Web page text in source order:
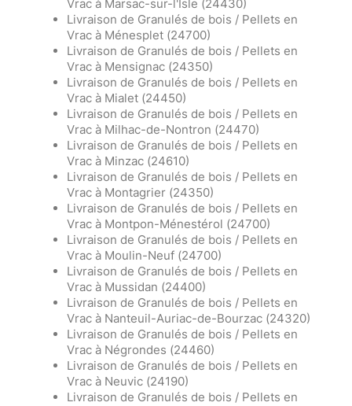
Vrac à Marsac-sur-l'Isle (24430)
Livraison de Granulés de bois / Pellets en
Vrac à Ménesplet (24700)
Livraison de Granulés de bois / Pellets en
Vrac à Mensignac (24350)
Livraison de Granulés de bois / Pellets en
Vrac à Mialet (24450)
Livraison de Granulés de bois / Pellets en
Vrac à Milhac-de-Nontron (24470)
Livraison de Granulés de bois / Pellets en
Vrac à Minzac (24610)
Livraison de Granulés de bois / Pellets en
Vrac à Montagrier (24350)
Livraison de Granulés de bois / Pellets en
Vrac à Montpon-Ménestérol (24700)
Livraison de Granulés de bois / Pellets en
Vrac à Moulin-Neuf (24700)
Livraison de Granulés de bois / Pellets en
Vrac à Mussidan (24400)
Livraison de Granulés de bois / Pellets en
Vrac à Nanteuil-Auriac-de-Bourzac (24320)
Livraison de Granulés de bois / Pellets en
Vrac à Négrondes (24460)
Livraison de Granulés de bois / Pellets en
Vrac à Neuvic (24190)
Livraison de Granulés de bois / Pellets en